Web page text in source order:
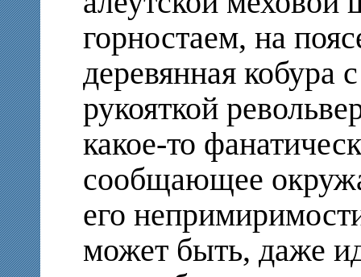
горностаем, на
деревянная кобура
рукояткой
какое-то
сообщающее
его
может быть, даже